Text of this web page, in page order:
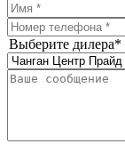
Выберите дилера*